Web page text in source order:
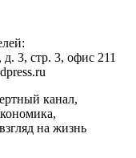
д. 3, стр. 3, офис 211
канал,
на жизнь